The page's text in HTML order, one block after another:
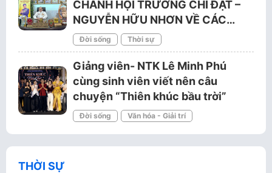
CHÁNH HỘI TRƯỞNG CHÍ ĐẠT –
NGUYỄN HỮU NHƠN VỀ CÁC…
Đời sống Thời sự
Giảng viên- NTK Lê Minh Phú
cùng sinh viên viết nên câu
chuyện “Thiên khúc bầu trời”
Đời sống Văn hóa - Giải trí
THỜI SỰ